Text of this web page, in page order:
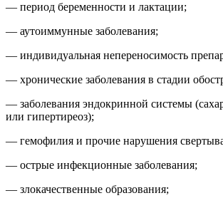
— период беременности и лактации;
— аутоиммунные заболевания;
— индивидуальная непереносимость
— хронические заболевания в стадии
— заболевания эндокринной системы
или гипертиреоз);
— гемофилия и прочие нарушения
— острые инфекционные заболевания;
— злокачественные образования;